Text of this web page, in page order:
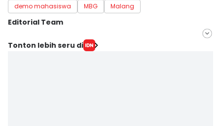
demo mahasiswa MBG Malang
Editorial Team
Editor
Tonton lebih seru di